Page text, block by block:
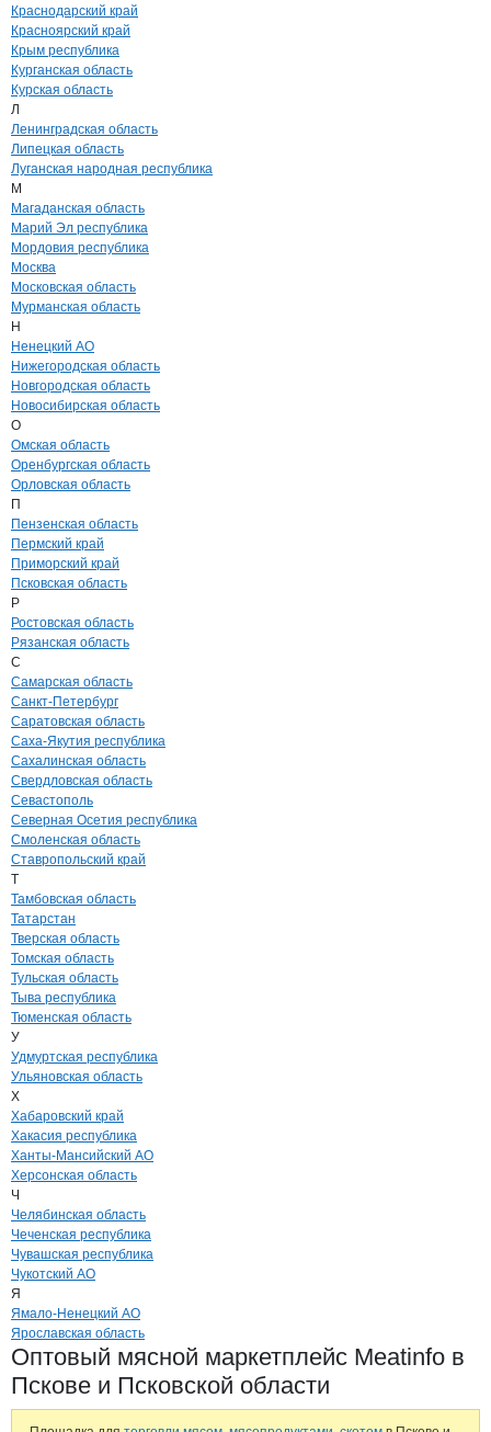
Краснодарский край
Красноярский край
Крым республика
Курганская область
Курская область
Л
Ленинградская область
Липецкая область
Луганская народная республика
М
Магаданская область
Марий Эл республика
Мордовия республика
Москва
Московская область
Мурманская область
Н
Ненецкий АО
Нижегородская область
Новгородская область
Новосибирская область
О
Омская область
Оренбургская область
Орловская область
П
Пензенская область
Пермский край
Приморский край
Псковская область
Р
Ростовская область
Рязанская область
С
Самарская область
Санкт-Петербург
Саратовская область
Саха-Якутия республика
Сахалинская область
Свердловская область
Севастополь
Северная Осетия республика
Смоленская область
Ставропольский край
Т
Тамбовская область
Татарстан
Тверская область
Томская область
Тульская область
Тыва республика
Тюменская область
У
Удмуртская республика
Ульяновская область
Х
Хабаровский край
Хакасия республика
Ханты-Мансийский АО
Херсонская область
Ч
Челябинская область
Чеченская республика
Чувашская республика
Чукотский АО
Я
Ямало-Ненецкий АО
Ярославская область
Оптовый мясной маркетплейс Meatinfo в
Пскове и Псковской области